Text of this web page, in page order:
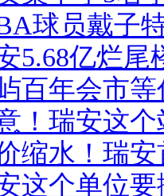
球员戴子
5.68亿烂
百年会市
！瑞安这
缩水！瑞
这个单位